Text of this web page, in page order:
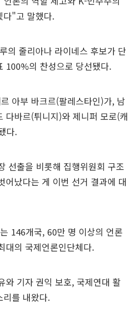
다"고 말했다.
의 줄리아나 라이네스 후보가 단
100%의 찬성으로 당선됐다.
아부 바크르(팔레스타인)가, 남
다바르(튀니지)와 제니퍼 모로(캐
다.
선출을 비롯해 집행위원회 구조
어났다는 게 이번 선거 결과에 대
146개국, 60만 명 이상의 언론
대의 국제언론인단체다.
와 기자 권익 보호, 국제연대 활
리를 내왔다.